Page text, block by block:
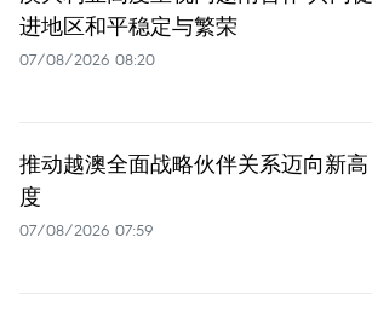
进地区和平稳定与繁荣
07/08/2026 08:20
推动越澳全面战略伙伴关系迈向新高
度
07/08/2026 07:59